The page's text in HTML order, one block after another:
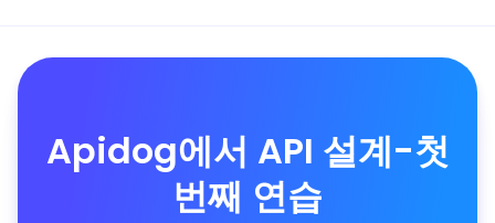
Apidog에서 API 설계-첫
번째 연습